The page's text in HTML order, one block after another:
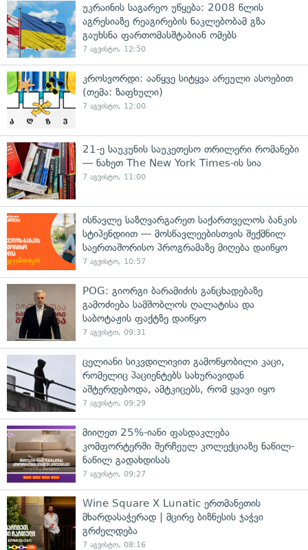
უკრაინის საგარეო უწყება: 2008 წლის
აგრესიაზე რეაგირების ნაკლებობამ გზა
გაუხსნა ფართომასშტაბიან ომებს
7 აგვისტო, 12:50
კროსვორდი: ააწყვე სიტყვა არეული ასოებით
(თემა: ზაფხული)
7 აგვისტო, 12:00
21-ე საუკუნის საუკეთესო თრილერი რომანები
— ნახეთ The New York Times-ის სია
7 აგვისტო, 11:00
ისწავლე საზღვარგარეთ საქართველოს ბანკის
სტიპენდიით — მოსწავლეებისთვის შექმნილ
საერთაშორისო პროგრამაზე მიღება დაიწყო
7 აგვისტო, 10:57
POG: გიორგი ბარამიძის განცხადებაზე
გამოძიება სამშობლოს ღალატისა და
საბოტაჟის ფაქტზე დაიწყო
7 აგვისტო, 09:31
ცელიანი სიკვდილივით გამოწყობილი კაცი,
რომელიც პაციენტებს სახურავიდან
აშტერდებოდა, ამტკიცებს, რომ ყვავი იყო
7 აგვისტო, 09:29
მიიღეთ 25%-იანი ფასდაკლება
კომფორტერში შერჩეულ კოლექციაზე ნაწილ-
ნაწილ გადახდისას
7 აგვისტო, 09:27
Wine Square X Lunatic ერთმანეთის
მხარდასაჭერად | მცირე ბიზნესის ჯაჭვი
გრძელდება
7 აგვისტო, 08:16